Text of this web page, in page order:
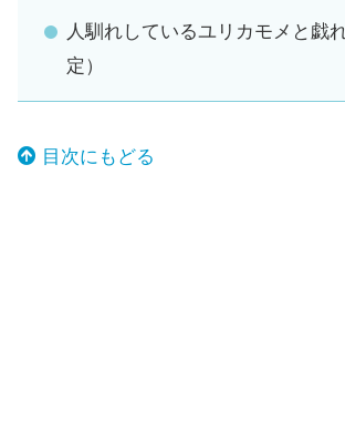
人馴れしているユリカモメと戯
定）
目次にもどる